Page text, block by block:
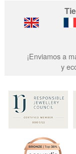
¡Enviamos a
y